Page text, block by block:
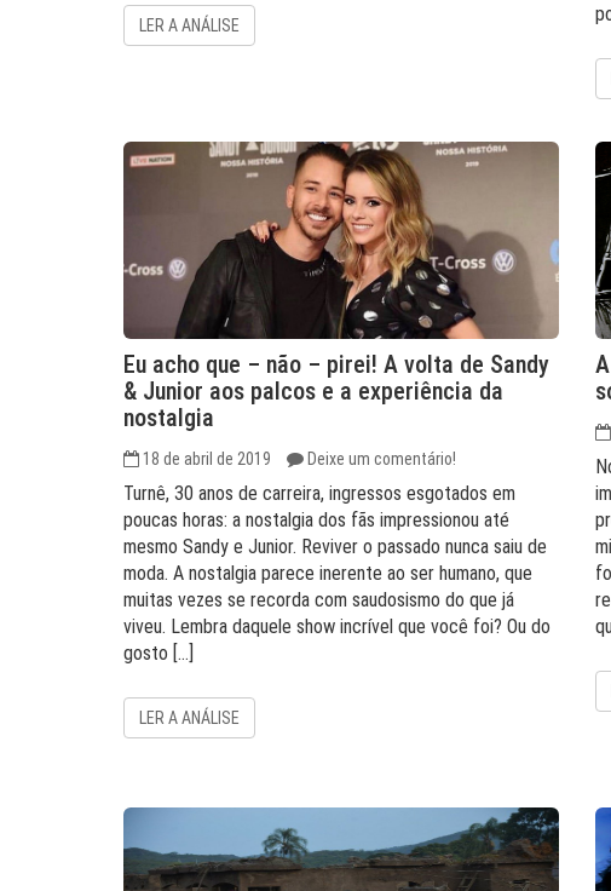
LER A ANÁLISE
Eu acho que – não – pirei! A volta de Sandy
& Junior aos palcos e a experiência da
nostalgia
18 de abril de 2019 Deixe um comentário!
Turnê, 30 anos de carreira, ingressos esgotados em
poucas horas: a nostalgia dos fãs impressionou até
mesmo Sandy e Junior. Reviver o passado nunca saiu de
moda. A nostalgia parece inerente ao ser humano, que
muitas vezes se recorda com saudosismo do que já
viveu. Lembra daquele show incrível que você foi? Ou do
gosto […]
LER A ANÁLISE